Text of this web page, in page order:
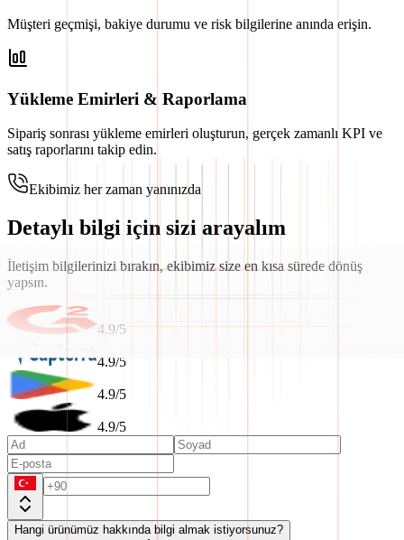
Müşteri geçmişi, bakiye durumu ve risk bilgilerine anında erişin.
Yükleme Emirleri & Raporlama
Sipariş sonrası yükleme emirleri oluşturun, gerçek zamanlı KPI ve
satış raporlarını takip edin.
Ekibimiz her zaman yanınızda
Detaylı bilgi için sizi arayalım
İletişim bilgilerinizi bırakın, ekibimiz size en kısa sürede dönüş
yapsın.
4.9/5
4.9/5
4.9/5
4.9/5
Hangi ürünümüz hakkında bilgi almak istiyorsunuz?